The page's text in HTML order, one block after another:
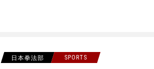
日本拳法部 SPORTS